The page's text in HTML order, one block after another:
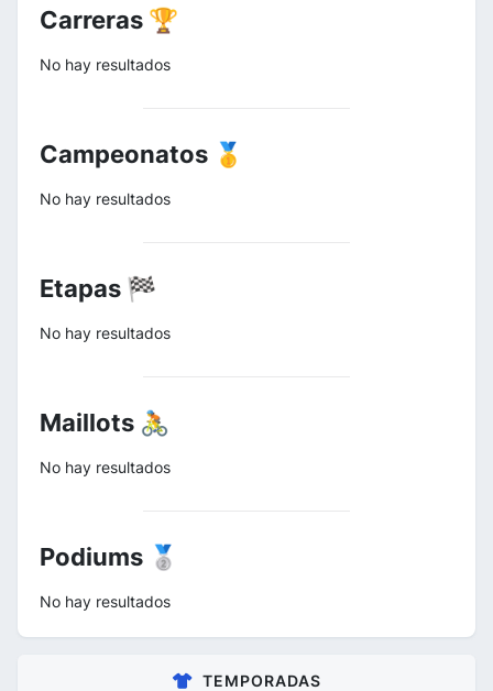
Carreras 🏆
No hay resultados
Campeonatos 🥇
No hay resultados
Etapas 🏁
No hay resultados
Maillots 🚴
No hay resultados
Podiums 🥈
No hay resultados
TEMPORADAS